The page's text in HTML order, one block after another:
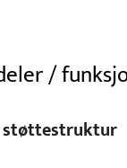
/
støttestruktur